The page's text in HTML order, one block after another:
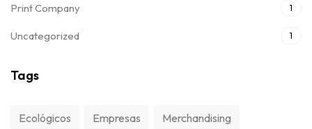
Print Company 1
Uncategorized 1
Tags
Ecológicos Empresas Merchandising